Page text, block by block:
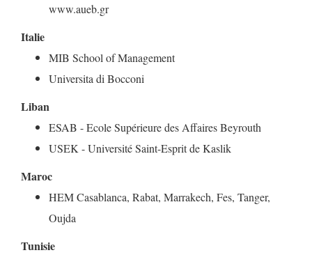
www.aueb.gr
Italie
MIB School of Management
Universita di Bocconi
Liban
ESAB - Ecole Supérieure des Affaires Beyrouth
USEK - Université Saint-Esprit de Kaslik
Maroc
HEM Casablanca, Rabat, Marrakech, Fes, Tanger,
Oujda
Tunisie